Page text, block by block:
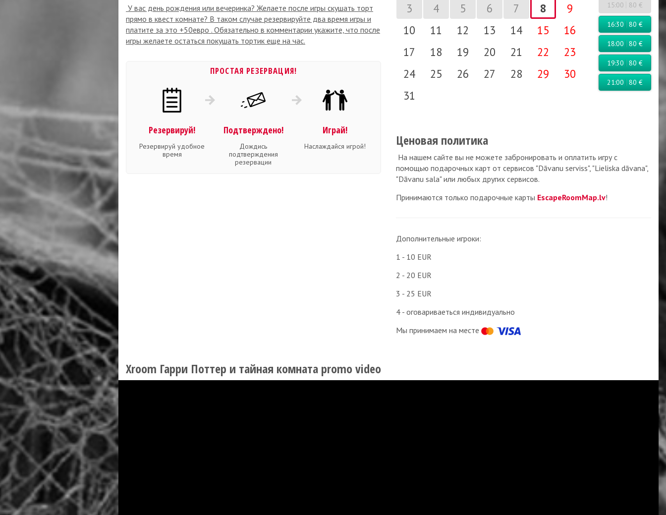
У вас день рождения или вечеринка? Желаете после игры скушать торт
прямо в квест комнате? В таком случае резервируйте два время игры и
платите за это +50евро . Обязательно в комментарии укажите, что после
игры желаете остаться покушать тортик еще на час.
ПРОСТАЯ РЕЗЕРВАЦИЯ!
Резервируй!
Резервируй удобное
время
Подтверждено!
Дождись
подтверждения
резервации
Играй!
Наслаждайся игрой!
3
4 5 6 7 8
9
10
11 12 13 14 15
16
17
18 19 20 21 22
23
24
25 26 27 28 29
30
31
15:00 80 €
16:30 80 €
18:00 80 €
19:30 80 €
21:00 80 €
Ценовая политика
На нашем сайте вы не можете забронировать и оплатить игру с
помощью подарочных карт от сервисов "Dāvanu serviss", "Lieliska dāvana",
"Dāvanu sala" или любых других сервисов.
Принимаются только подарочные карты EscapeRoomMap.lv!
Дополнительные игроки:
1 - 10 EUR
2 - 20 EUR
3 - 25 EUR
4 - оговариваеться индивидуально
Мы принимаем на месте
Xroom Гарри Поттер и тайная комната promo video